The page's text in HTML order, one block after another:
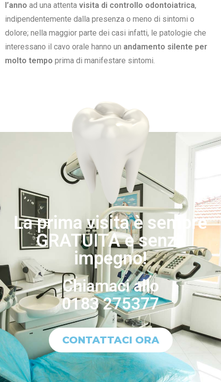
l’anno ad una attenta visita di controllo odontoiatrica,
indipendentemente dalla presenza o meno di sintomi o
dolore; nella maggior parte dei casi infatti, le patologie che
interessano il cavo orale hanno un andamento silente per
molto tempo prima di manifestare sintomi.
La prima visita è sempre
GRATUITA e senza
impegno!
Chiamaci allo
0183 275377
CONTATTACI ORA